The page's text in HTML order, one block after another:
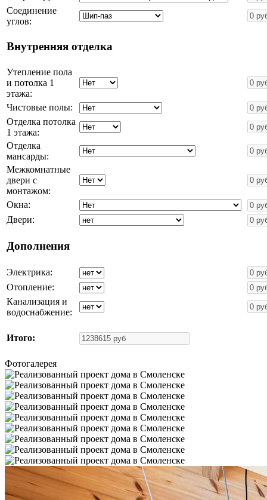
Соединение
углов:
Внутренняя отделка
Утепление пола
и потолка 1
этажа:
Чистовые полы:
Отделка потолка
1 этажа:
Отделка
мансарды:
Межкомнатные
двери с
монтажом:
Окна:
Двери:
Дополнения
Электрика:
Отопление:
Канализация и
водоснабжение:
Итого:
Фотогалерея